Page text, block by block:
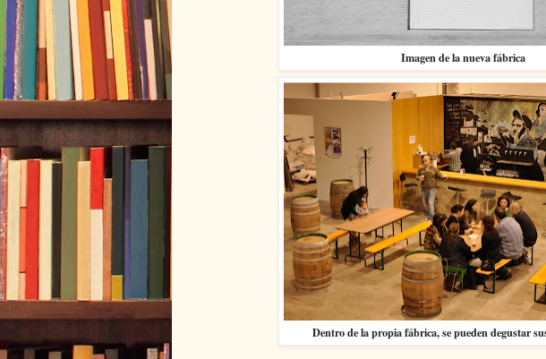
Imagen de la nueva fábrica
Dentro de la propia fábrica, se pueden degustar